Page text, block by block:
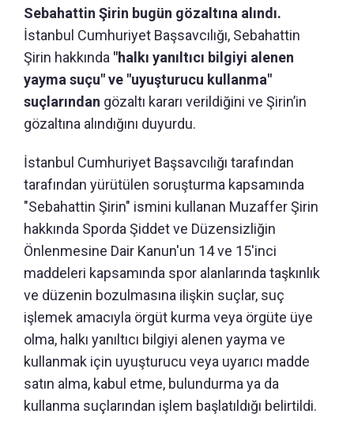
Sebahattin Şirin bugün gözaltına alındı.
İstanbul Cumhuriyet Başsavcılığı, Sebahattin
Şirin hakkında "halkı yanıltıcı bilgiyi alenen
yayma suçu" ve "uyuşturucu kullanma"
suçlarından gözaltı kararı verildiğini ve Şirin’in
gözaltına alındığını duyurdu.
İstanbul Cumhuriyet Başsavcılığı tarafından
tarafından yürütülen soruşturma kapsamında
"Sebahattin Şirin" ismini kullanan Muzaffer Şirin
hakkında Sporda Şiddet ve Düzensizliğin
Önlenmesine Dair Kanun'un 14 ve 15'inci
maddeleri kapsamında spor alanlarında taşkınlık
ve düzenin bozulmasına ilişkin suçlar, suç
işlemek amacıyla örgüt kurma veya örgüte üye
olma, halkı yanıltıcı bilgiyi alenen yayma ve
kullanmak için uyuşturucu veya uyarıcı madde
satın alma, kabul etme, bulundurma ya da
kullanma suçlarından işlem başlatıldığı belirtildi.